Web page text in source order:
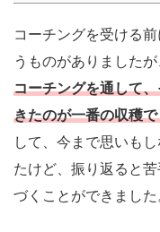
コーチングを受ける
うものがありました
コーチングを通して
きたのが一番の収穫
して、今まで思いも
たけど、振り返ると
づくことができました